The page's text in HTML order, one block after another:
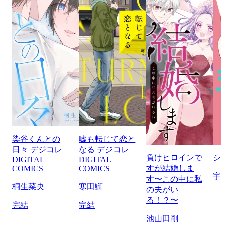
染谷くんとの
日々 デジコレ
DIGITAL
COMICS
桐生菜央
完結
嘘も転じて恋と
なる デジコレ
DIGITAL
COMICS
寒田鰤
完結
負けヒロインで
すが結婚しま
す〜この中に私
の夫がい
る！？〜
池山田剛
シ
宇